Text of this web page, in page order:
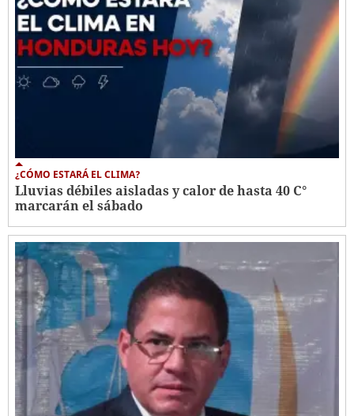
¿CÓMO ESTARÁ EL CLIMA?
Lluvias débiles aisladas y calor de hasta 40 C°
marcarán el sábado